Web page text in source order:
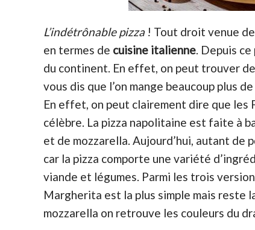
L’indétrônable pizza! Tout droit venue de
en termes de cuisine italienne. Depuis
du continent. En effet, on peut trouver de
vous dis que l’on mange beaucoup plus
En effet, on peut clairement dire que les
célèbre. La pizza napolitaine est faite à
et de mozzarella. Aujourd’hui, autant
car la pizza comporte une variété
viande et légumes. Parmi les trois
Margherita est la plus simple mais reste
mozzarella on retrouve les couleurs du